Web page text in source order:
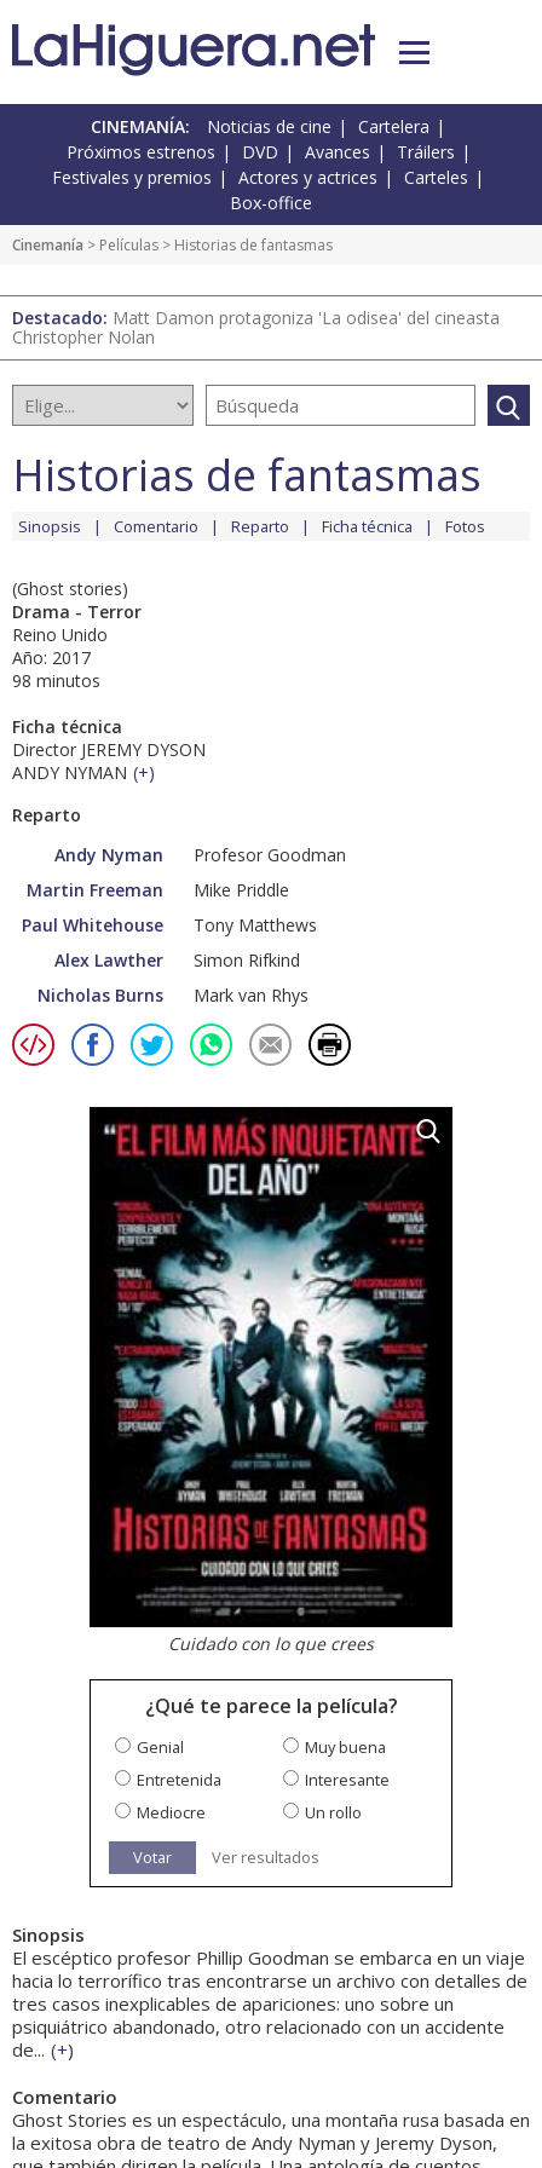
CINEMANÍA: Noticias de cine
Cartelera
Próximos estrenos
DVD Avances
Tráilers
Festivales y premios
Actores y actrices
Carteles
Box-office
Cinemanía > Películas > Historias de fantasmas
Destacado: Matt Damon protagoniza 'La odisea' del cineasta
Christopher Nolan
Historias de fantasmas
Sinopsis Comentario Reparto Ficha técnica Fotos
(Ghost stories)
Drama - Terror
Reino Unido
Año: 2017
98 minutos
Ficha técnica
Director JEREMY DYSON
ANDY NYMAN (+)
Reparto
Andy Nyman
Profesor Goodman
Martin Freeman
Mike Priddle
Paul Whitehouse
Tony Matthews
Alex Lawther
Simon Rifkind
Nicholas Burns
Mark van Rhys
Cuidado con lo que crees
¿Qué te parece la película?
Genial
Muy buena
Entretenida
Interesante
Mediocre
Un rollo
Votar Ver resultados
Sinopsis
El escéptico profesor Phillip Goodman se embarca en un viaje
hacia lo terrorífico tras encontrarse un archivo con detalles de
tres casos inexplicables de apariciones: uno sobre un
psiquiátrico abandonado, otro relacionado con un accidente
de... (+)
Comentario
Ghost Stories es un espectáculo, una montaña rusa basada en
la exitosa obra de teatro de Andy Nyman y Jeremy Dyson,